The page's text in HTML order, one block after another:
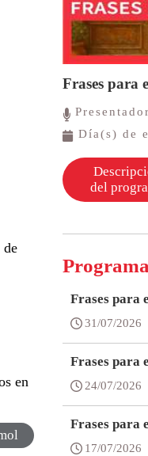
de
en
Frases para
Día(s) de
del
Frases para
31/07/2026
Frases para
24/07/2026
Frases para
17/07/2026